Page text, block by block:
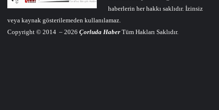
haberlerin her hakkı saklıdır. İzinsiz
veya kaynak gösterilemeden kullanılamaz.
Copyright © 2014 – 2026 Çorluda Haber Tüm Hakları Saklıdır.